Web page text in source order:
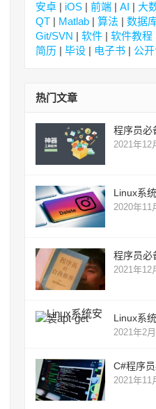
安卓 | iOS | 前端 | AI | 大
QT | Matlab | 算法 | 数据
Git/SVN | 软件 | 软件教程
简历 | 毕设 | 电子书 | 公
热门文章
程序员必
2021年12
Linux系
2020年11
程序员必
2021年12
Linux系
2021年2
C#程序
2021年11